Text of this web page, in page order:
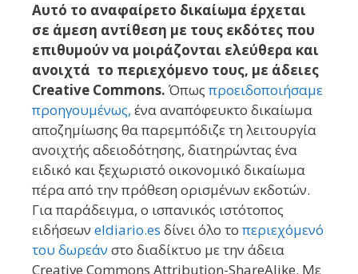
Αυτό το αναφαίρετο δικαίωμα έρχεται
σε άμεση αντίθεση με τους εκδότες που
επιθυμούν να μοιράζονται ελεύθερα και
ανοιχτά το περιεχόμενο τους, με άδειες
Creative Commons. Όπως προειδοποιήσαμε
προηγουμένως, ένα αναπόφευκτο δικαίωμα
αποζημίωσης θα παρεμπόδιζε τη λειτουργία
ανοιχτής αδειοδότησης, διατηρώντας ένα
ειδικό και ξεχωριστό οικονομικό δικαίωμα
πέρα ​​από την πρόθεση ορισμένων εκδοτών.
Για παράδειγμα, ο ισπανικός ιστότοπος
ειδήσεων eldiario.es δίνει όλο το περιεχόμενό
του δωρεάν στο διαδίκτυο με την άδεια
Creative Commons Attribution-ShareAlike. Με